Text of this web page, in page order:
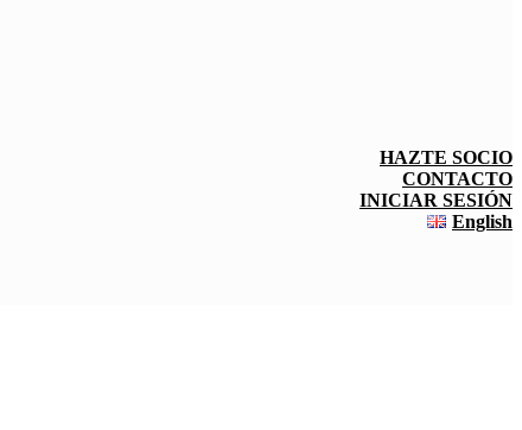
HAZTE SOCIO
CONTACTO
INICIAR SESIÓN
English